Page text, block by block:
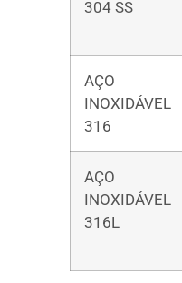
304 SS
AÇO
INOXIDÁVEL
316
AÇO
INOXIDÁVEL
316L